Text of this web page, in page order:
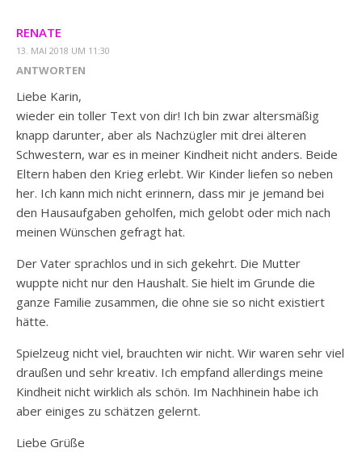
RENATE
13. MAI 2018 UM 11:30
ANTWORTEN
Liebe Karin,
wieder ein toller Text von dir! Ich bin zwar altersmäßig
knapp darunter, aber als Nachzügler mit drei älteren
Schwestern, war es in meiner Kindheit nicht anders. Beide
Eltern haben den Krieg erlebt. Wir Kinder liefen so neben
her. Ich kann mich nicht erinnern, dass mir je jemand bei
den Hausaufgaben geholfen, mich gelobt oder mich nach
meinen Wünschen gefragt hat.
Der Vater sprachlos und in sich gekehrt. Die Mutter
wuppte nicht nur den Haushalt. Sie hielt im Grunde die
ganze Familie zusammen, die ohne sie so nicht existiert
hätte.
Spielzeug nicht viel, brauchten wir nicht. Wir waren sehr viel
draußen und sehr kreativ. Ich empfand allerdings meine
Kindheit nicht wirklich als schön. Im Nachhinein habe ich
aber einiges zu schätzen gelernt.
Liebe Grüße